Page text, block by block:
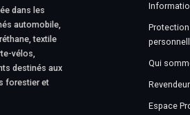
dans les
automobile,
textile
vélos,
destinés aux
forestier et
Qui
Espace